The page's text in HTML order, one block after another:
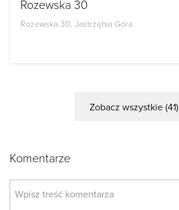
Rozewska 30
Rozewska 30, Jastrzębia Góra
Zobacz wszystkie (41)
Komentarze